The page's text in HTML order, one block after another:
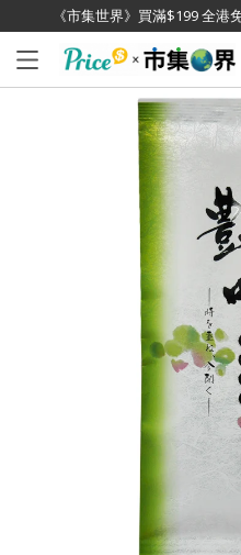
《市集世界》買滿$199 全港
已加入購物車